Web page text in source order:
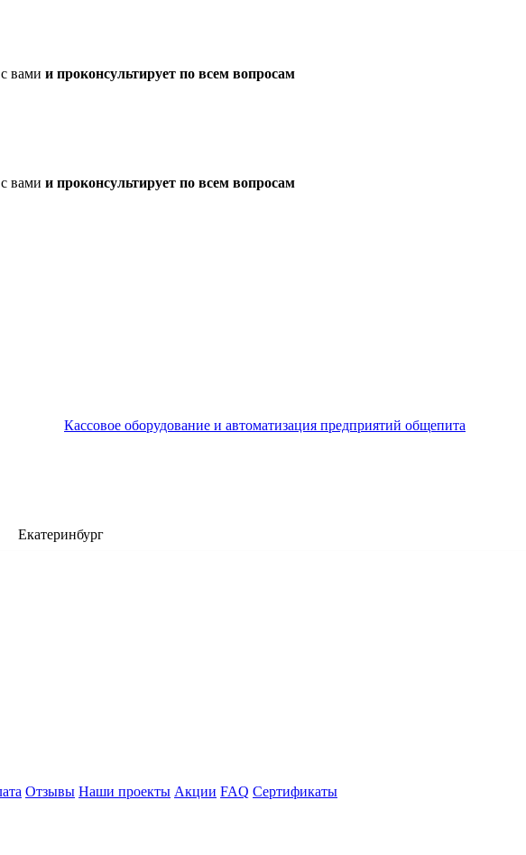
вами и проконсультирует по всем вопросам
вами и проконсультирует по всем вопросам
Кассовое оборудование и автоматизация предприятий общепита
Екатеринбург
Отзывы Наши проекты Акции FAQ Сертификаты